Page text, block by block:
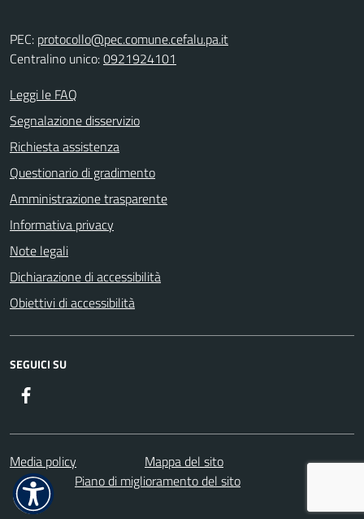
PEC: protocollo@pec.comune.cefalu.pa.it
Centralino unico:0921924101
Leggi le FAQ
Segnalazione disservizio
Richiesta assistenza
Questionario di gradimento
Amministrazione trasparente
Informativa privacy
Note legali
Dichiarazione di accessibilità
Obiettivi di accessibilità
SEGUICI SU
Media policy
Mappa del sito
Piano di miglioramento del sito